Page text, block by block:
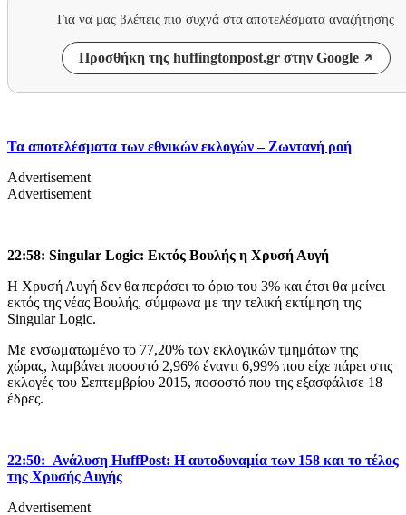
Για να μας βλέπεις πιο συχνά στα αποτελέσματα αναζήτησης
Προσθήκη της huffingtonpost.gr στην Google
Τα αποτελέσματα των εθνικών εκλογών – Ζωντανή ροή
Advertisement
Advertisement
22:58: Singular Logic: Eκτός Βουλής η Χρυσή Αυγή
Η Χρυσή Αυγή δεν θα περάσει το όριο του 3% και έτσι θα μείνει
εκτός της νέας Βουλής, σύμφωνα με την τελική εκτίμηση της
Singular Logic.
Με ενσωματωμένο το 77,20% των εκλογικών τμημάτων της
χώρας, λαμβάνει ποσοστό 2,96% έναντι 6,99% που είχε πάρει στις
εκλογές του Σεπτεμβρίου 2015, ποσοστό που της εξασφάλισε 18
έδρες.
22:50: Ανάλυση HuffPost: Η αυτοδυναμία των 158 και το τέλος
της Χρυσής Αυγής
Advertisement